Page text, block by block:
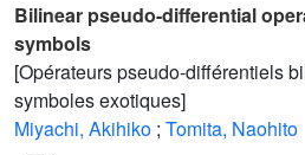
Bilinear pseudo-differential
symbols
[Opérateurs pseudo-différentiels
symboles exotiques]
Miyachi, Akihiko ; Tomita, Naohito